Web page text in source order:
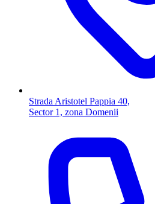
Strada Aristotel Pappia 40,
Sector 1, zona Domenii